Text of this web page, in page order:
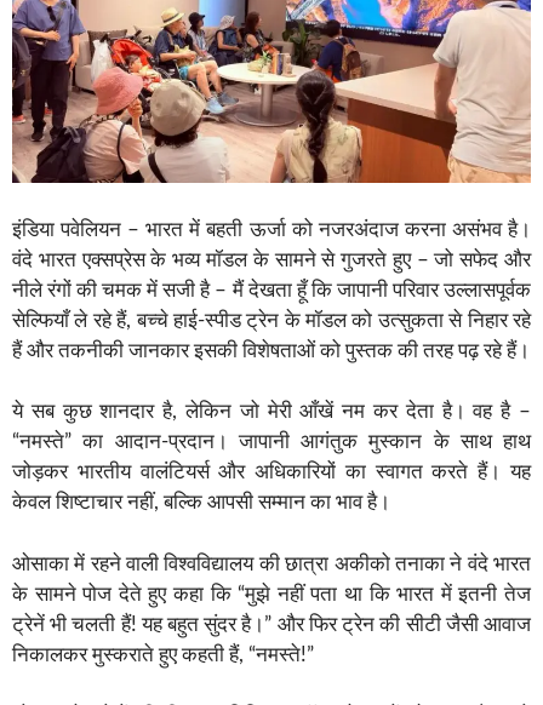
इंडिया पवेलियन – भारत में बहती ऊर्जा को नजरअंदाज करना असंभव है।
वंदे भारत एक्सप्रेस के भव्य मॉडल के सामने से गुजरते हुए – जो सफेद और
नीले रंगों की चमक में सजी है – मैं देखता हूँ कि जापानी परिवार उल्लासपूर्वक
सेल्फियाँ ले रहे हैं, बच्चे हाई-स्पीड ट्रेन के मॉडल को उत्सुकता से निहार रहे
हैं और तकनीकी जानकार इसकी विशेषताओं को पुस्तक की तरह पढ़ रहे हैं।
ये सब कुछ शानदार है, लेकिन जो मेरी आँखें नम कर देता है। वह है –
“नमस्ते” का आदान-प्रदान। जापानी आगंतुक मुस्कान के साथ हाथ
जोड़कर भारतीय वालंटियर्स और अधिकारियों का स्वागत करते हैं। यह
केवल शिष्टाचार नहीं, बल्कि आपसी सम्मान का भाव है।
ओसाका में रहने वाली विश्वविद्यालय की छात्रा अकीको तनाका ने वंदे भारत
के सामने पोज देते हुए कहा कि “मुझे नहीं पता था कि भारत में इतनी तेज
ट्रेनें भी चलती हैं! यह बहुत सुंदर है।” और फिर ट्रेन की सीटी जैसी आवाज
निकालकर मुस्कराते हुए कहती हैं, “नमस्ते!”